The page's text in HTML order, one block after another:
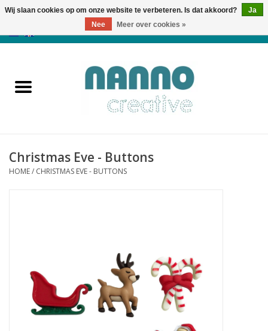
Producten
Nieuws
Cadeaubonnen
Christmas Eve - Buttons
HOME/ CHRISTMAS EVE - BUTTONS
Wij slaan cookies op om onze website te verbeteren. Is dat akkoord?
Ja
Nee
Meer over cookies »